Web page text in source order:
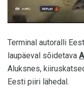
Terminal autoralli
laupäeval sõidetava
Aluksnes,
Eesti piiri lähedal.